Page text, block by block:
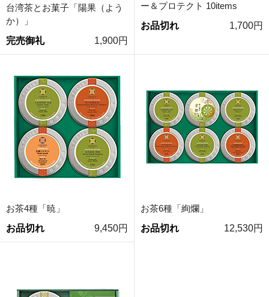
台湾茶とお菓子「陽果（よう
か）」
完売御礼
1,900円
ー＆プロテクト 10items
お品切れ
1,700円
お茶4種「暁」
お品切れ
9,450円
お茶6種「絢爛」
お品切れ
12,530円